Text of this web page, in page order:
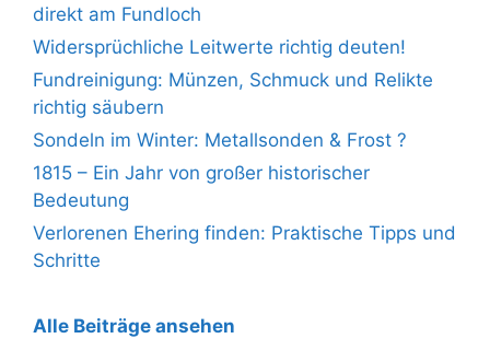
direkt am Fundloch
Widersprüchliche Leitwerte richtig deuten!
Fundreinigung: Münzen, Schmuck und Relikte
richtig säubern
Sondeln im Winter: Metallsonden & Frost ?
1815 – Ein Jahr von großer historischer
Bedeutung
Verlorenen Ehering finden: Praktische Tipps und
Schritte
Alle Beiträge ansehen